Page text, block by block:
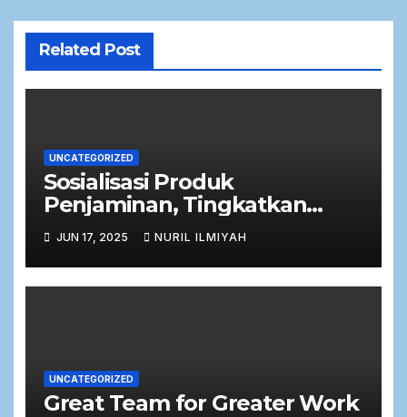
Related Post
UNCATEGORIZED
Sosialisasi Produk
Penjaminan, Tingkatkan
Literasi PT Jamkrida Jatim
(Perseroda)
JUN 17, 2025 NURIL ILMIYAH
UNCATEGORIZED
Great Team for Greater Work